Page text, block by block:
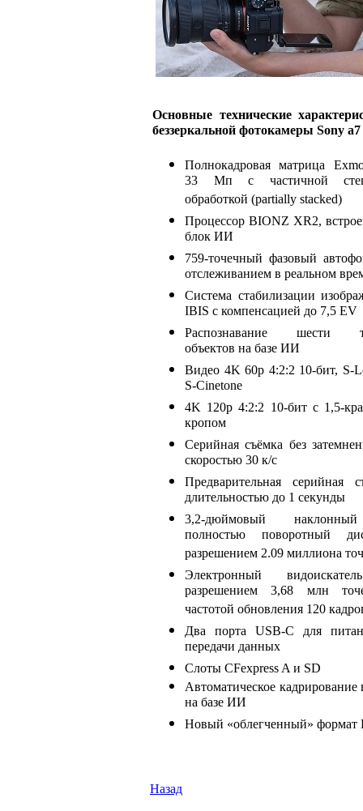
Основные технические
беззеркальной фотокамеры Sony
Полнокадровая матрица
33 Мп с частичной
обработкой (partially stacked)
Процессор BIONZ XR2,
блок ИИ
759-точечный фазовый
отслеживанием в реальном
Система стабилизации
IBIS с компенсацией до 7,5 EV
Распознавание шести
объектов на базе ИИ
Видео 4K 60p 4:2:2 10-бит, S-
S-Cinetone
4K 120p 4:2:2 10-бит с 1,5-
кропом
Серийная съёмка без
скоростью 30 к/с
Предварительная серийная
длительностью до 1 секунды
3,2-дюймовый
полностью поворотный
разрешением 2.09 миллиона
Электронный
разрешением 3,68 млн
частотой обновления 120
Два порта USB-C для
передачи данных
Слоты CFexpress A и SD
Автоматическое кадрирование
на базе ИИ
Новый «облегченный» формат
Назад